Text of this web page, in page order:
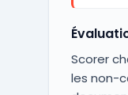
Scorer
les non-